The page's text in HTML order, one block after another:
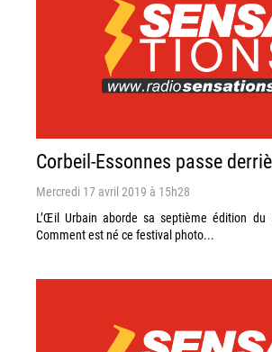
Corbeil-Essonnes passe
Mercredi 17 avril 2019 à 15h28
L’Œil Urbain aborde sa septième édition
Comment est né ce festival photo...